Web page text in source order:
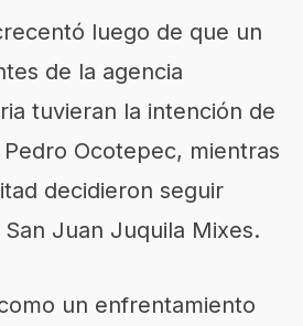
luego de que un
de la agencia
tuvieran la intención de
Ocotepec, mientras
decidieron seguir
Juan Juquila Mixes.
un enfrentamiento